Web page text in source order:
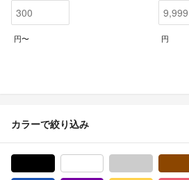
円〜 円
カラーで絞り込み